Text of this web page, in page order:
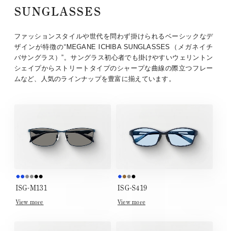
SUNGLASSES
ファッションスタイルや世代を問わず掛けられるベーシックなデ
ザインが特徴の“MEGANE ICHIBA SUNGLASSES（メガネイチ
バサングラス）”。サングラス初心者でも掛けやすいウェリントン
シェイプからストリートタイプのシャープな曲線の際立つフレー
ムなど、人気のラインナップを豊富に揃えています。
ISG-M131
View more
ISG-S419
View more